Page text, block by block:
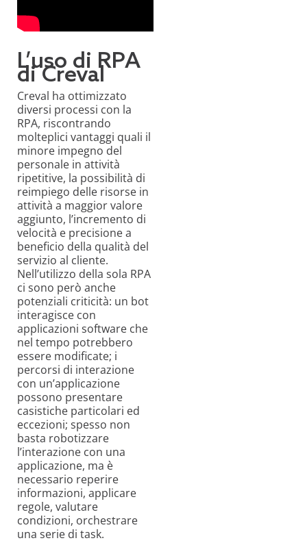
L’uso di RPA
di Creval
Creval ha ottimizzato
diversi processi con la
RPA, riscontrando
molteplici vantaggi quali il
minore impegno del
personale in attività
ripetitive, la possibilità di
reimpiego delle risorse in
attività a maggior valore
aggiunto, l’incremento di
velocità e precisione a
beneficio della qualità del
servizio al cliente.
Nell’utilizzo della sola RPA
ci sono però anche
potenziali criticità: un bot
interagisce con
applicazioni software che
nel tempo potrebbero
essere modificate; i
percorsi di interazione
con un’applicazione
possono presentare
casistiche particolari ed
eccezioni; spesso non
basta robotizzare
l’interazione con una
applicazione, ma è
necessario reperire
informazioni, applicare
regole, valutare
condizioni, orchestrare
una serie di task.